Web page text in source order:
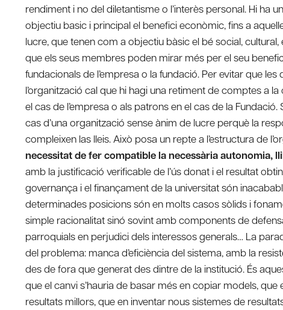
rendiment i no del diletantisme o l’interès personal. Hi ha
objectiu basic i principal el benefici econòmic, fins a
lucre, que tenen com a objectiu bàsic el bé social,
que els seus membres poden mirar més per el seu
fundacionals de l’empresa o la fundació. Per evitar que
l’organització cal que hi hagi una retiment de comptes a
el cas de l’empresa o als patrons en el cas de la
cas d’una organització sense ànim de lucre perquè la
compleixen las lleis. Això posa un repte a l’estructura de
necessitat de fer compatible la necessària autonomia,
amb la justificació verificable de l’ús donat i el resultat
governança i el finançament de la universitat són
determinades posicions són en molts casos sòlids i
simple racionalitat sinó sovint amb components de
parroquials en perjudici dels interessos generals… La
del problema: manca d’eficiència del sistema, amb la
des de fora que generat des dintre de la institució. És
que el canvi s’hauria de basar més en copiar models,
resultats millors, que en inventar nous sistemes de